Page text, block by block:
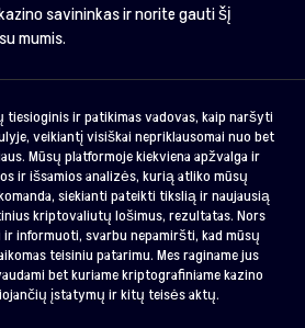
savininkas ir norite gauti šį
mumis.
tiesioginis ir patikimas vadovas, kaip naršyti
veikiantį visiškai nepriklausomai nuo bet
Mūsų platformoje kiekviena apžvalga ir
ir išsamios analizės, kurią atliko mūsų
siekianti pateikti tikslią ir naujausią
kriptovaliutų lošimus, rezultatas. Nors
informuoti, svarbu nepamiršti, kad mūsų
teisiniu patarimu. Mes raginame jus
bet kuriame kriptografiniame kazino
įstatymų ir kitų teisės aktų.